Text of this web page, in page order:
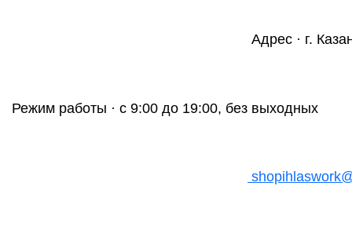
Адрес · г.
Режим работы · с 9:00 до 19:00, без выходных